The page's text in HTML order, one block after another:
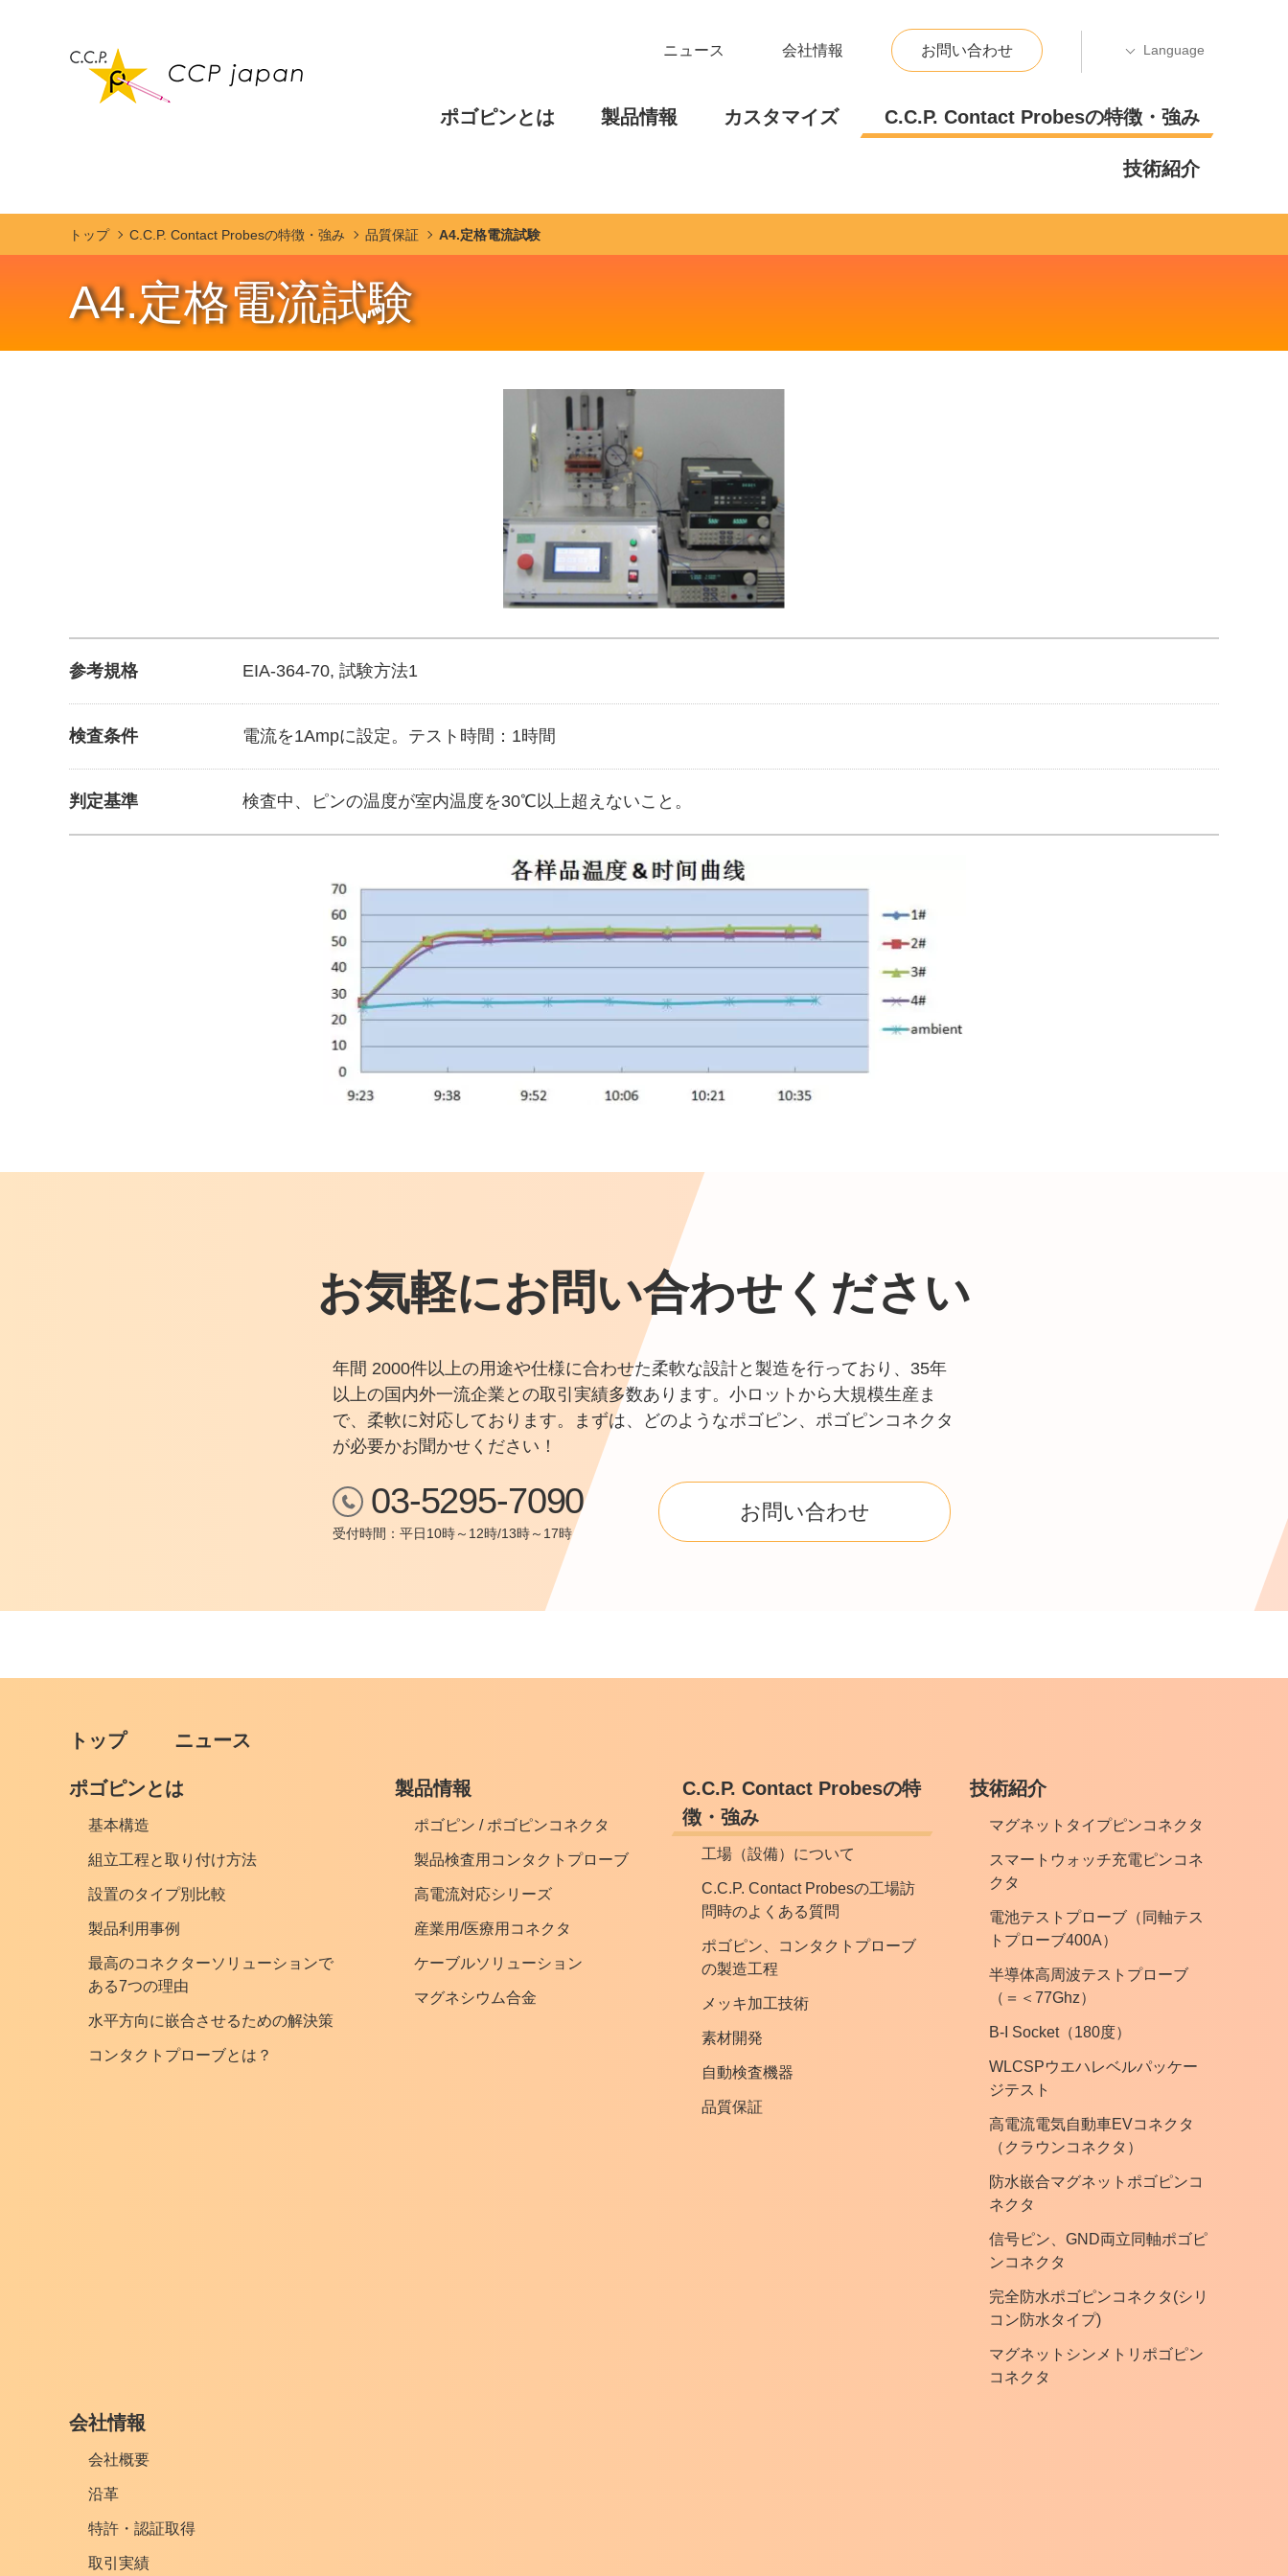
ニュース 会社情報 お問い合わせ
ポゴピンとは 製品情報 カスタマイズ C.C.P. Contact Probesの特徴・強み
技術紹介
トップ C.C.P. Contact Probesの特徴・強み 品質保証 A4.定格電流試験
A4.定格電流試験
参考規格 EIA-364-70, 試験方法1
検査条件 電流を1Ampに設定。テスト時間：1時間
判定基準 検査中、ピンの温度が室内温度を30℃以上超えないこと。
お気軽にお問い合わせください
年間 2000件以上の用途や仕様に合わせた柔軟な設計と製造を行っており、35年
以上の国内外一流企業との取引実績多数あります。小ロットから大規模生産ま
で、柔軟に対応しております。まずは、どのようなポゴピン、ポゴピンコネクタ
が必要かお聞かせください！
03-5295-7090
受付時間：平日10時～12時/13時～17時
お問い合わせ
トップ ニュース
ポゴピンとは
基本構造
組立工程と取り付け方法
設置のタイプ別比較
製品利用事例
最高のコネクターソリューションで
ある7つの理由
水平方向に嵌合させるための解決策
コンタクトプローブとは？
製品情報
ポゴピン / ポゴピンコネクタ
製品検査用コンタクトプローブ
高電流対応シリーズ
産業用/医療用コネクタ
ケーブルソリューション
マグネシウム合金
C.C.P. Contact Probesの特
徴・強み
工場（設備）について
C.C.P. Contact Probesの工場訪
問時のよくある質問
ポゴピン、コンタクトプローブ
の製造工程
メッキ加工技術
素材開発
自動検査機器
品質保証
技術紹介
マグネットタイプピンコネクタ
スマートウォッチ充電ピンコネ
クタ
電池テストプローブ（同軸テス
トプローブ400A）
半導体高周波テストプローブ
（＝＜77Ghz）
B-I Socket（180度）
WLCSPウエハレベルパッケー
ジテスト
高電流電気自動車EVコネクタ
（クラウンコネクタ）
防水嵌合マグネットポゴピンコ
ネクタ
信号ピン、GND両立同軸ポゴピ
ンコネクタ
完全防水ポゴピンコネクタ(シリ
コン防水タイプ)
マグネットシンメトリポゴピン
コネクタ
会社情報
会社概要
沿革
特許・認証取得
取引実績